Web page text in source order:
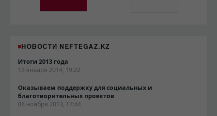
НОВОСТИ NEFTEGAZ.KZ
Итоги 2013 года
13 января 2014, 19:22
Оказываем поддержку для социальных и
благотворительных проектов
08 ноября 2013, 17:44